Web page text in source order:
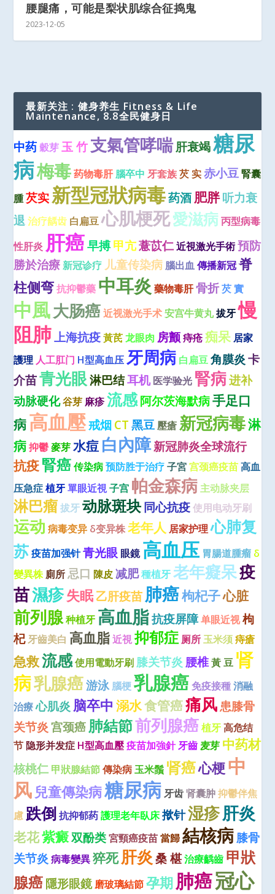
腰腿痛，可能是梨状肌综合征捣鬼
2023-12-05
最新关注 : 健身养生 Fitness & Life
Maintenance, 8.8全民健身日
中药 穀芽 玉 竹支氣管哮喘肝衰竭糖尿
病梅毒 药物毒肝 腦卒中 牙套族 芡 实 赤小豆 腎囊
腫芡实新型冠狀病毒药酒肥胖听力衰
退 治疗龋齿 白扁豆 心肌梗死愛滋病 丙型病毒
性肝炎 肝癌早搏甲亢薏苡仁近視激光手術預防
勝於治療 新冠诊疗 儿童传染病 腦出血 傳播新冠 脊
柱侧弯 抗抑鬱藥 中耳炎 藥物毒肝骨折 芡 實
中風大肠癌 近视激光手术 安宫牛黄丸拔牙 慢
阻肺上海抗疫 黃芪 龙眼肉 房颤 痔疮 痴呆 居家
護理 人工肛门 H型高血压 牙周病 白扁豆 角膜炎卡
介苗青光眼淋巴结耳机 医学验光 腎病进补
动脉硬化谷芽 麻疹流感阿尔茨海默病手足口
病高血壓戒烟CT 黑豆 壓瘡 新冠病毒淋
病 抑鬱 麥芽 水痘 白內障新冠肺炎全球流行
抗疫腎癌 传染病 预防胜于治疗 子宮 宫颈癌疫苗 高血
压急症 植牙 單眼近視 子宫 帕金森病 主动脉夹层
淋巴瘤 拔牙 动脉斑块同心抗疫 使用电动牙刷
运动 病毒变异 δ变异株老年人 居家护理 心肺复
苏 疫苗加强针青光眼 眼鏡 高血压 胃腸道腫瘤 δ
變異株 廁所 忌口 陳皮 减肥種植牙 老年癡呆疫
苗濕疹失眠乙肝疫苗肺癌枸杞子心脏
前列腺种植牙 高血脂抗疫屏障单眼近视枸
杞牙齒美白 高血脂 近視 抑郁症 厕所 玉米须 痔瘡
急救流感使用電動牙刷 膝关节炎腰椎黃 豆 肾
病乳腺癌游泳 腦梗 乳腺癌 免疫接種 消融
治療 心肌炎脑卒中 溺水食管癌痛风患膝骨
关节炎宫颈癌肺結節前列腺癌 植牙 高危结
节 隐形并发症 H型高血壓疫苗加強針牙齒 麦芽 中药材
核桃仁 甲狀腺結節 傳染病 玉米鬚 肾癌心梗中
风兒童傳染病糖尿病 牙齿 肾囊肿 抑鬱伴焦
慮 跌倒 抗抑郁药 護理老年臥床揿针湿疹肝炎
老花紫癜双酚类 宮頸癌疫苗 當歸 結核病膝骨
关节炎 病毒變異 猝死肝炎 桑 椹治療齲齒 甲狀
腺癌隱形眼鏡 磨玻璃結節 孕期肺癌冠心